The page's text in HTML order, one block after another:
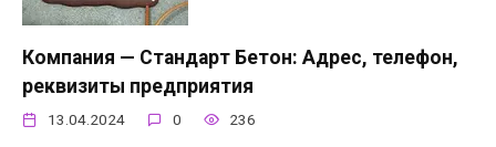
Компания — Стандарт Бетон: Адрес, телефон,
реквизиты предприятия
13.04.2024 0 236